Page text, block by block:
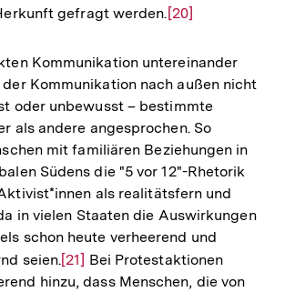
gefragt werden. Zur
der
Fußnote
[20]
Kommunikation untereinander
Kommunikation nach außen nicht
oder unbewusst – bestimmte
als andere angesprochen. So
mit familiären Beziehungen in
Südens die "5 vor 12"-Rhetorik
als realitätsfern und
in vielen Staaten die Auswirkungen
schon heute verheerend und
seien.Zur
Auflösung
[21] Bei Protestaktionen
hinzu, dass Menschen, die von